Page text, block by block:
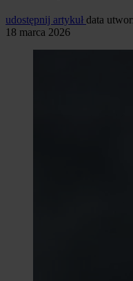
udostępnij artykuł data
18 marca 2026